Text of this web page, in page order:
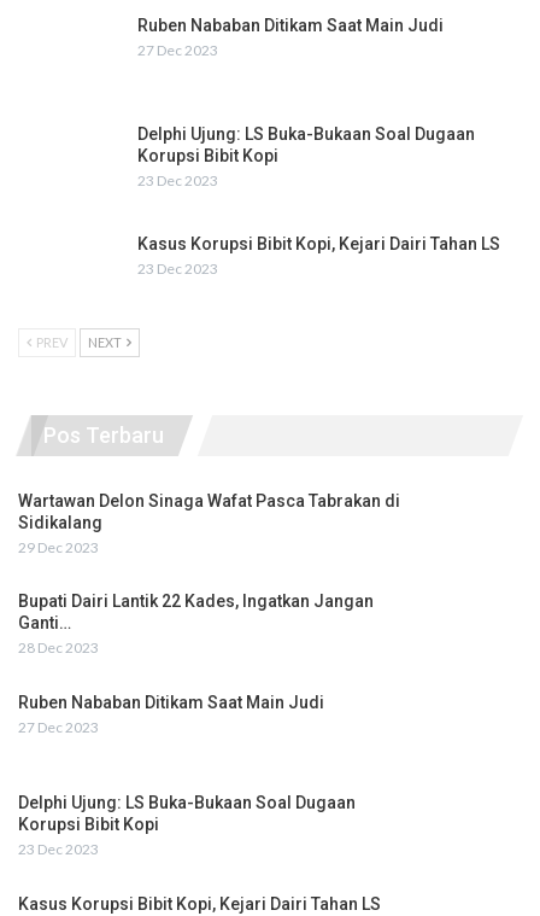
Ruben Nababan Ditikam Saat Main Judi
27 Dec 2023
Delphi Ujung: LS Buka-Bukaan Soal Dugaan
Korupsi Bibit Kopi
23 Dec 2023
Kasus Korupsi Bibit Kopi, Kejari Dairi Tahan LS
23 Dec 2023
PREV NEXT
Pos Terbaru
Wartawan Delon Sinaga Wafat Pasca Tabrakan di
Sidikalang
29 Dec 2023
Bupati Dairi Lantik 22 Kades, Ingatkan Jangan
Ganti…
28 Dec 2023
Ruben Nababan Ditikam Saat Main Judi
27 Dec 2023
Delphi Ujung: LS Buka-Bukaan Soal Dugaan
Korupsi Bibit Kopi
23 Dec 2023
Kasus Korupsi Bibit Kopi, Kejari Dairi Tahan LS